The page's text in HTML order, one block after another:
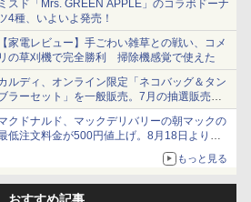
スド「Mrs. GREEN APPLE」のコラボドーナ
4種、いよいよ発売！
家電レビュー】手ごわい雑草との戦い、コメ
の草刈機で完全勝利 掃除機感覚で使えた
ルディ、オンライン限定「ネコバッグ＆タン
ラーセット」を一般販売。7月の抽選販売の
選無効分
クドナルド、マックデリバリーの朝マックの
低注文料金が500円値上げ。8月18日より
もっと見る